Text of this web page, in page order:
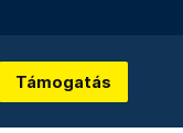
Támogatás